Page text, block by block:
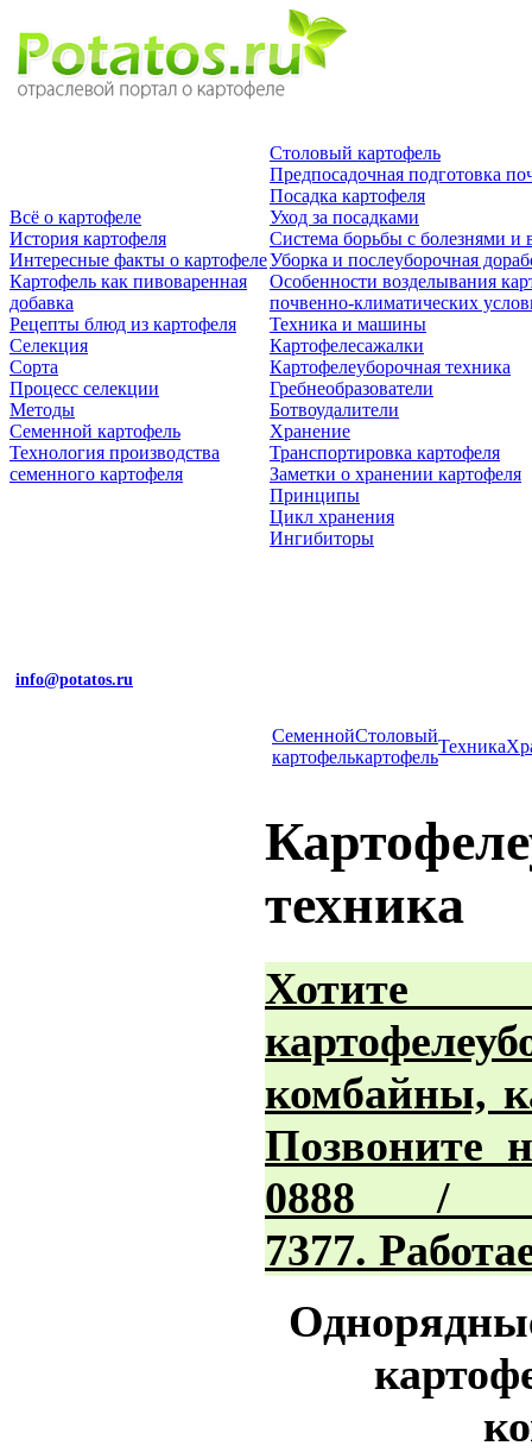
Всё о картофеле
История картофеля
Интересные факты о картофеле
Картофель как пивоваренная
добавка
Рецепты блюд из картофеля
Селекция
Сорта
Процесс селекции
Методы
Семенной картофель
Технология производства
семенного картофеля
Столовый картофель
Предпосадочная подготовка
Посадка картофеля
Уход за посадками
Система борьбы с болезнями и
Уборка и послеуборочная
Особенности возделывания
почвенно-климатических
Техника и машины
Картофелесажалки
Картофелеуборочная техника
Гребнеобразователи
Ботвоудалители
Хранение
Транспортировка картофеля
Заметки о хранении картофеля
Принципы
Цикл хранения
Ингибиторы
info@potatos.ru
Cеменной
картофель
Столовый
картофель
Техника
техника
комбайны,
Позвоните
0888 /
7377.